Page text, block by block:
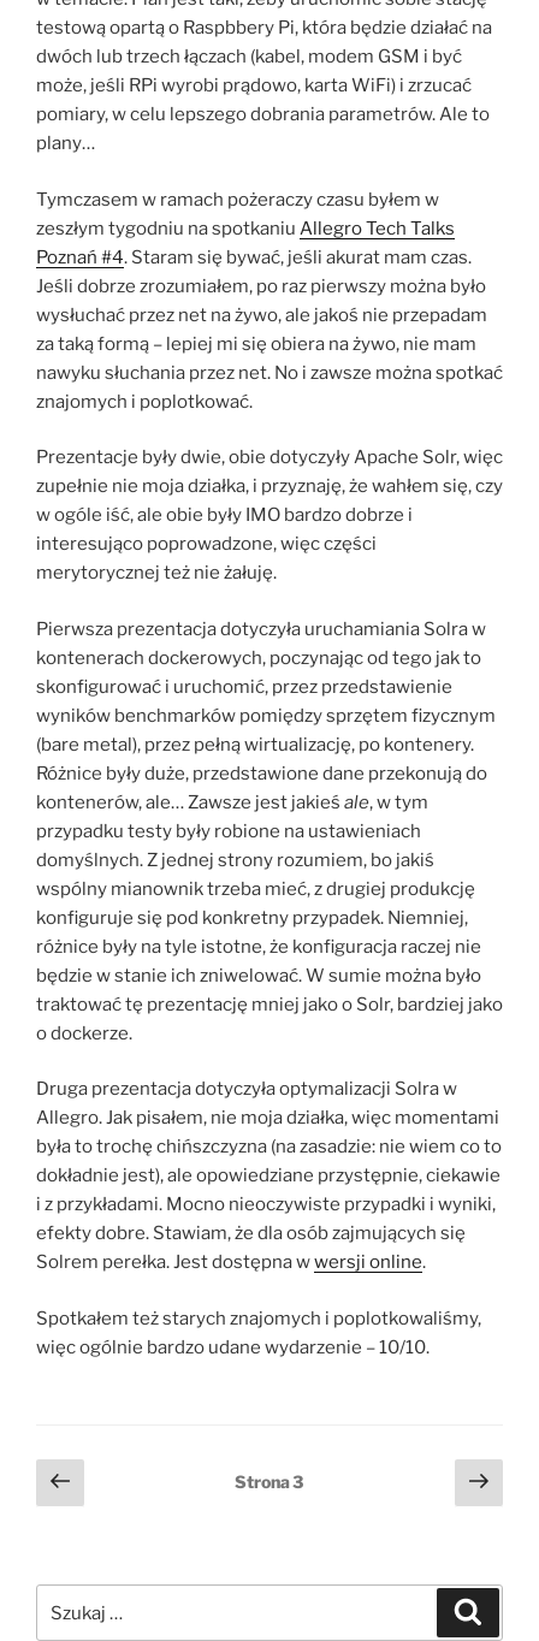
testową opartą o Raspbbery Pi, która będzie działać na
dwóch lub trzech łączach (kabel, modem GSM i być
może, jeśli RPi wyrobi prądowo, karta WiFi) i zrzucać
pomiary, w celu lepszego dobrania parametrów. Ale to
plany…
Tymczasem w ramach pożeraczy czasu byłem w
zeszłym tygodniu na spotkaniu Allegro Tech Talks
Poznań #4. Staram się bywać, jeśli akurat mam czas.
Jeśli dobrze zrozumiałem, po raz pierwszy można było
wysłuchać przez net na żywo, ale jakoś nie przepadam
za taką formą – lepiej mi się obiera na żywo, nie mam
nawyku słuchania przez net. No i zawsze można spotkać
znajomych i poplotkować.
Prezentacje były dwie, obie dotyczyły Apache Solr, więc
zupełnie nie moja działka, i przyznaję, że wahłem się, czy
w ogóle iść, ale obie były IMO bardzo dobrze i
interesująco poprowadzone, więc części
merytorycznej też nie żałuję.
Pierwsza prezentacja dotyczyła uruchamiania Solra w
kontenerach dockerowych, poczynając od tego jak to
skonfigurować i uruchomić, przez przedstawienie
wyników benchmarków pomiędzy sprzętem fizycznym
(bare metal), przez pełną wirtualizację, po kontenery.
Różnice były duże, przedstawione dane przekonują do
kontenerów, ale… Zawsze jest jakieś ale, w tym
przypadku testy były robione na ustawieniach
domyślnych. Z jednej strony rozumiem, bo jakiś
wspólny mianownik trzeba mieć, z drugiej produkcję
konfiguruje się pod konkretny przypadek. Niemniej,
różnice były na tyle istotne, że konfiguracja raczej nie
będzie w stanie ich zniwelować. W sumie można było
traktować tę prezentację mniej jako o Solr, bardziej jako
o dockerze.
Druga prezentacja dotyczyła optymalizacji Solra w
Allegro. Jak pisałem, nie moja działka, więc momentami
była to trochę chińszczyzna (na zasadzie: nie wiem co to
dokładnie jest), ale opowiedziane przystępnie, ciekawie
i z przykładami. Mocno nieoczywiste przypadki i wyniki,
efekty dobre. Stawiam, że dla osób zajmujących się
Solrem perełka. Jest dostępna wwersji online.
Spotkałem też starych znajomych i poplotkowaliśmy,
więc ogólnie bardzo udane wydarzenie – 10/10.
Stronicowanie
wpisów
Poprzednia
strona
Strona3